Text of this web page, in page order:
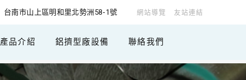
台南市山上區明和里北勢洲58-1號 網站導覽 友站連結
產品介紹 鋁擠型廠設備 聯絡我們